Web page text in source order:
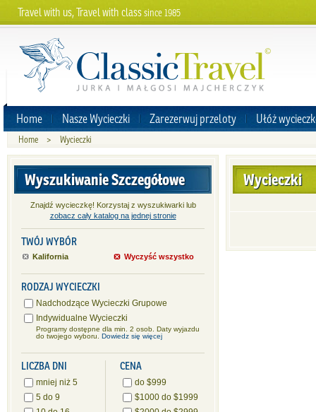
Travel with us, Travel with classsince 1985
Home Nasze Wycieczki Zarezerwuj przeloty Ułóż
Home > Wycieczki
Wycieczki
Wyszukiwanie Szczegółowe
Znajdź wycieczkę! Korzystaj z wyszukiwarki lub
zobacz cały katalog na jednej stronie
TWÓJ WYBÓR
Kalifornia Wyczyść wszystko
RODZAJ WYCIECZKI
Nadchodzące Wycieczki Grupowe
Indywidualne Wycieczki
Programy dostępne dla min. 2 osob. Daty wyjazdu
do twojego wyboru. Dowiedz się więcej
LICZBA DNI
mniej niż 5
5 do 9
CENA
do $999
$1000 do $1999